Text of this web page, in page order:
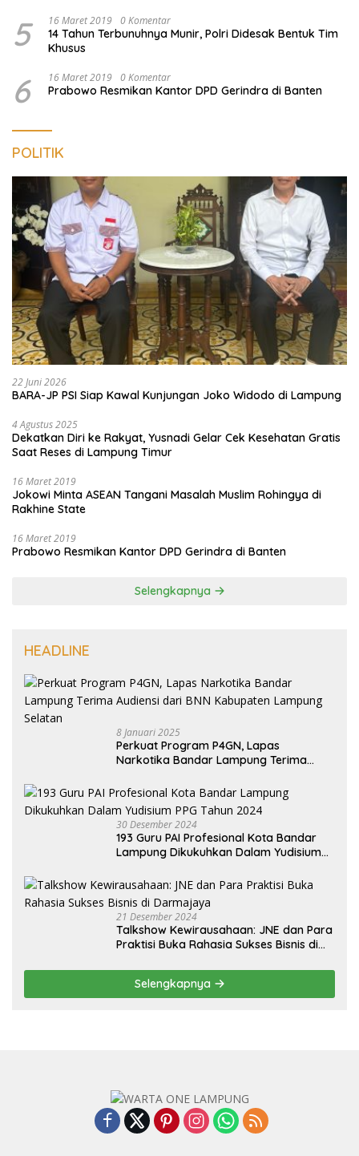
5 16 Maret 2019 0 Komentar
14 Tahun Terbunuhnya Munir, Polri Didesak Bentuk Tim
Khusus
6 16 Maret 2019 0 Komentar
Prabowo Resmikan Kantor DPD Gerindra di Banten
POLITIK
22 Juni 2026
BARA-JP PSI Siap Kawal Kunjungan Joko Widodo di Lampung
4 Agustus 2025
Dekatkan Diri ke Rakyat, Yusnadi Gelar Cek Kesehatan Gratis
Saat Reses di Lampung Timur
16 Maret 2019
Jokowi Minta ASEAN Tangani Masalah Muslim Rohingya di
Rakhine State
16 Maret 2019
Prabowo Resmikan Kantor DPD Gerindra di Banten
Selengkapnya
HEADLINE
8 Januari 2025
Perkuat Program P4GN, Lapas
Narkotika Bandar Lampung Terima
Selatan
30 Desember 2024
193 Guru PAI Profesional Kota Bandar
Lampung Dikukuhkan Dalam Yudisium
21 Desember 2024
Talkshow Kewirausahaan: JNE dan Para
Praktisi Buka Rahasia Sukses Bisnis di
Selengkapnya